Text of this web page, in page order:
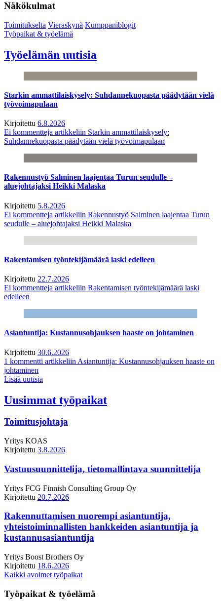
Näkökulmat
Toimitukselta Vieraskynä Kumppaniblogit
Työpaikat & työelämä
Työelämän uutisia
Starkin ammattilaiskysely: Suhdannekuopasta päädytään vielä
työvoimapulaan
Kirjoitettu 6.8.2026
Ei kommentteja artikkeliin Starkin ammattilaiskysely:
Suhdannekuopasta päädytään vielä työvoimapulaan
Rakennustyö Salminen laajentaa Turun seudulle –
aluejohtajaksi Heikki Malaska
Kirjoitettu 5.8.2026
Ei kommentteja artikkeliin Rakennustyö Salminen laajentaa Turun
seudulle – aluejohtajaksi Heikki Malaska
Rakentamisen työntekijämäärä laski edelleen
Kirjoitettu 22.7.2026
Ei kommentteja artikkeliin Rakentamisen työntekijämäärä laski
edelleen
Asiantuntija: Kustannusohjauksen haaste on johtaminen
Kirjoitettu 30.6.2026
1 kommentti artikkeliin Asiantuntija: Kustannusohjauksen haaste on
johtaminen
Lisää uutisia
Uusimmat työpaikat
Toimitusjohtaja
Yritys KOAS
Kirjoitettu 3.8.2026
Vastuusuunnittelija, tietomallintava suunnittelija
Yritys FCG Finnish Consulting Group Oy
Kirjoitettu 20.7.2026
Rakennuttamisen nuorempi asiantuntija,
yhteistoiminnallisten hankkeiden asiantuntija ja
kustannusasiantuntija
Yritys Boost Brothers Oy
Kirjoitettu 18.6.2026
Kaikki avoimet työpaikat
Työpaikat & työelämä